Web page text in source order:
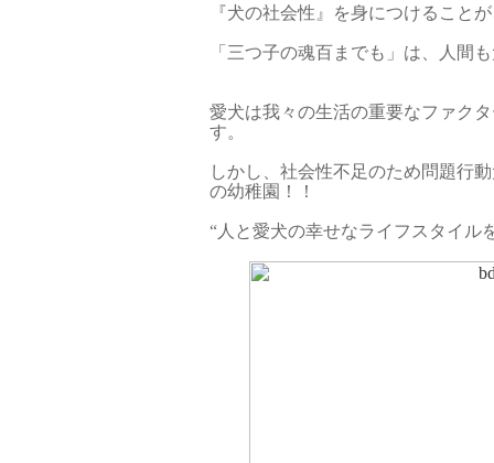
『犬の社会性』を身につけること
「三つ子の魂百までも」は、人間
愛犬は我々の生活の重要なファク
す。
しかし、社会性不足のため問題行
の幼稚園！！
“人と愛犬の幸せなライフスタイ